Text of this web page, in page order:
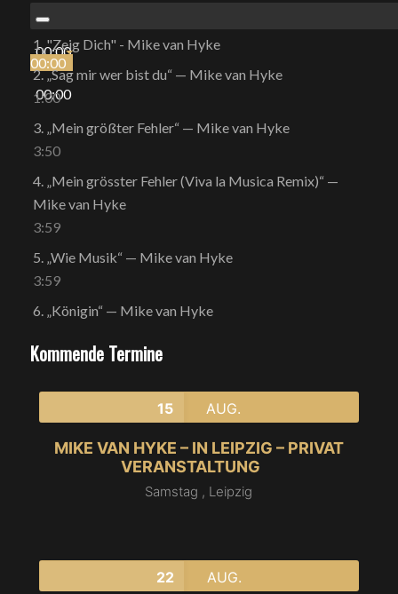
00:00
00:00
00:00
1."Zeig Dich" - Mike van Hyke
2.„Sag mir wer bist du“ — Mike van Hyke
1:00
3. „Mein größter Fehler“ — Mike van Hyke
3:50
4. „Mein grösster Fehler (Viva la Musica Remix)“ —
Mike van Hyke
3:59
5. „Wie Musik“ — Mike van Hyke
3:59
6. „Königin“ — Mike van Hyke
Kommende Termine
15 AUG.
MIKE VAN HYKE – IN LEIPZIG – PRIVAT
VERANSTALTUNG
Samstag , Leipzig
22 AUG.